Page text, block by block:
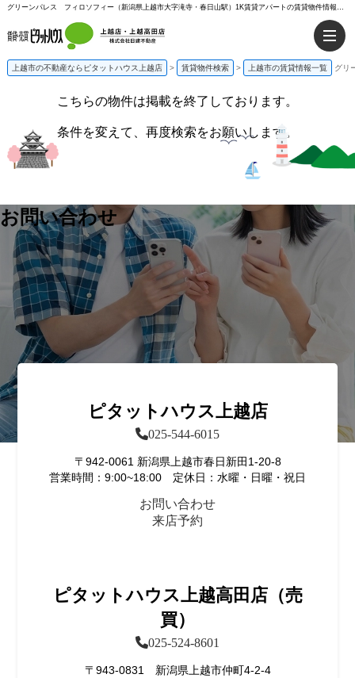
グリーンパレス フィロソフィー（新潟県上越市大字滝寺・春日山駅）1K賃貸アパートの賃貸物件情報%% | ピタットハウス上越店
上越市の不動産ならピタットハウス上越店 > 賃貸物件検索 > 上越市の賃貸情報一覧 グリ
こちらの物件は掲載を終了しております。
条件を変えて、再度検索をお願いします。
お問い合わせ
ピタットハウス上越店
025-544-6015
〒942-0061 新潟県上越市春日新田1-20-8
営業時間：9:00~18:00 定休日：水曜・日曜・祝日
お問い合わせ
来店予約
ピタットハウス上越高田店（売
買）
025-524-8601
〒943-0831 新潟県上越市仲町4-2-4